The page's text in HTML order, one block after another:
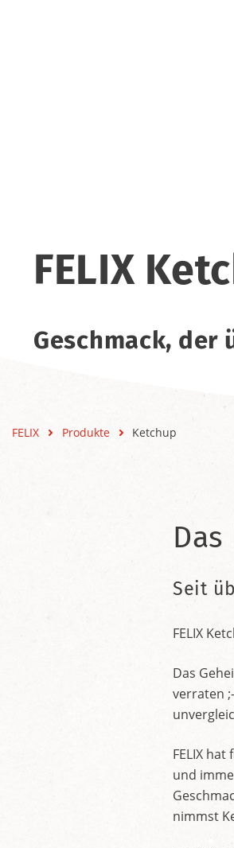
FELIX
Geschmack, der
FELIX Produkte Ketchup
Seit
FELIX
Das
verraten
FELIX
und
nimmst